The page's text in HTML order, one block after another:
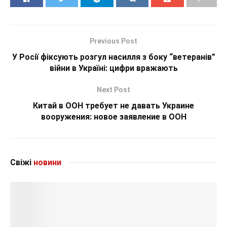
Previous Post
У Росії фіксують розгул насилля з боку “ветеранів”
війни в Україні: цифри вражають
Next Post
Китай в ООН требует не давать Украине
вооружения: новое заявление в ООН
Свіжі новини